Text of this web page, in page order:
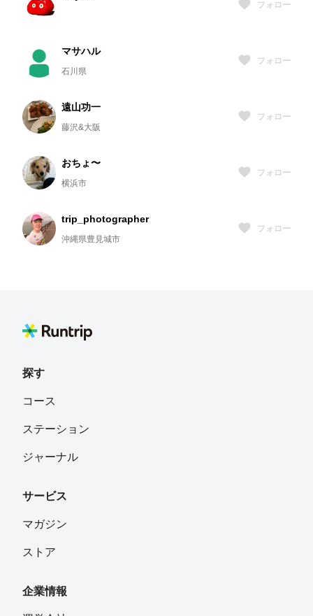
フォロー
マサハル
石川県
フォロー
遠山功一
藤沢&大阪
フォロー
おちょ〜
横浜市
フォロー
trip_photographer
沖縄県豊見城市
フォロー
_SSK
よしを
探す
コース
ステーション
ジャーナル
サービス
マガジン
ストア
企業情報